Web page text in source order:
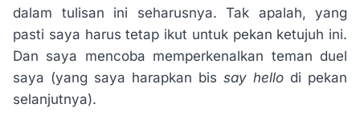
dalam tulisan ini seharusnya. Tak apalah, yang
pasti saya harus tetap ikut untuk pekan ketujuh ini.
Dan saya mencoba memperkenalkan teman duel
saya (yang saya harapkan bis say hello di pekan
selanjutnya).